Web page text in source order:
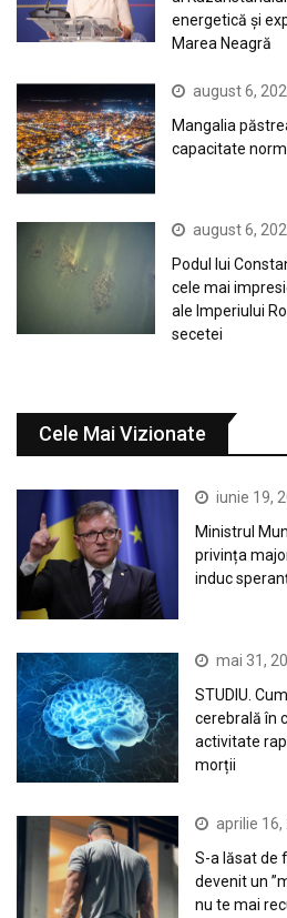
energetică și
Marea Neagră
august 6,
Mangalia
capacitate
august 6,
Podul lui
cele mai
ale Imperiului
secetei
Cele Mai Vizionate
iunie 19,
Ministrul
privința
induc
mai 31,
STUDIU.
cerebrală în
activitate
morții
aprilie 16,
S-a lăsat de
devenit un
nu te mai